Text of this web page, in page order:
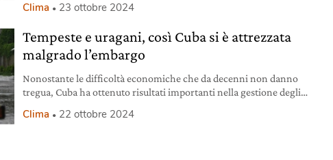
Clima 23 ottobre 2024
Tempeste e uragani, così Cuba si è attrezzata
malgrado l’embargo
Nonostante le difficoltà economiche che da decenni non danno
tregua, Cuba ha ottenuto risultati importanti nella gestione degli
Clima 22 ottobre 2024